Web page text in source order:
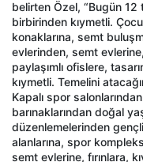
belirten Özel, “Bugün 12
birbirinden kıymetli.
konaklarına, semt
evlerinden, semt
paylaşımlı ofislere,
kıymetli. Temelini
Kapalı spor
barınaklarından doğal
düzenlemelerinden
alanlarına, spor
semt evlerine, fırınlara,